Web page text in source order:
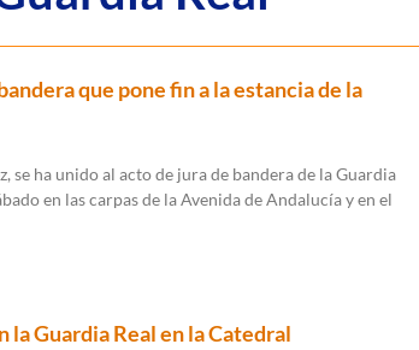
que pone fin a la estancia de la
se ha unido al acto de jura de bandera de la Guardia
en las carpas de la Avenida de Andalucía y en el
la Guardia Real en la Catedral